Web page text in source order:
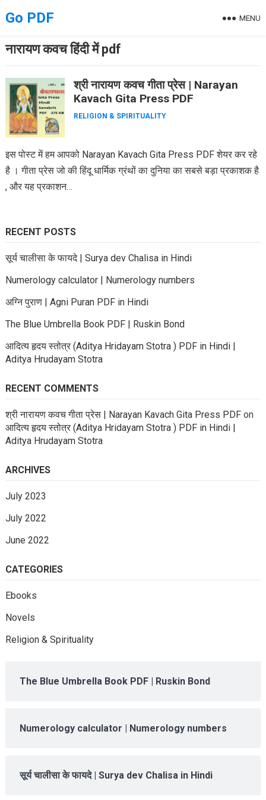
toGo PDF MENU
नारायण कवच हिंदी में pdf
श्री नारायण कवच गीता प्रेस | Narayan
Kavach Gita Press PDF
RELIGION & SPIRITUALITY
इस पोस्ट में हम आपको Narayan Kavach Gita Press PDF शेयर कर रहे
है । गीता प्रेस जो की हिंदू धार्मिक ग्रंथों का दुनिया का सबसे बड़ा प्रकाशक है
, और यह प्रकाशन…
RECENT POSTS
सूर्य चालीसा के फायदे | Surya dev Chalisa in Hindi
Numerology calculator | Numerology numbers
अग्नि पुराण | Agni Puran PDF in Hindi
The Blue Umbrella Book PDF | Ruskin Bond
आदित्य हृदय स्तोत्र (Aditya Hridayam Stotra ) PDF in Hindi |
Aditya Hrudayam Stotra
RECENT COMMENTS
श्री नारायण कवच गीता प्रेस | Narayan Kavach Gita Press PDFon
आदित्य हृदय स्तोत्र (Aditya Hridayam Stotra ) PDF in Hindi |
Aditya Hrudayam Stotra
ARCHIVES
July 2023
July 2022
June 2022
CATEGORIES
Ebooks
Novels
Religion & Spirituality
The Blue Umbrella Book PDF | Ruskin Bond
Numerology calculator | Numerology numbers
सूर्य चालीसा के फायदे | Surya dev Chalisa in Hindi